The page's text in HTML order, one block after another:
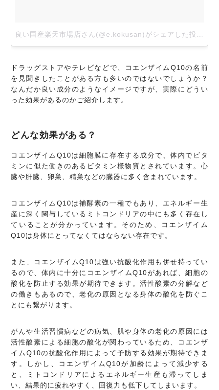
良い国産楽天市場店さん(@e.kokusan)がシェアした投稿
ドラッグストアやテレビなどで、コエンザイムQ10の名前
を見聞きしたことがある方も多いのではないでしょうか？
なんだか良い成分のようなイメージですが、実際にどうい
った効果があるのかご紹介します。
どんな効果がある？
コエンザイムQ10は細胞膜に存在する成分で、体内でビタ
ミンに似た働きのあるビタミン様物質とされています。心
臓や肝臓、卵巣、精巣などの臓器に多く含まれています。
コエンザイムQ10は補酵素の一種でもあり、エネルギー生
産に深く関与しているミトコンドリアの中にも多く存在し
ていることが分かっています。そのため、コエンザイム
Q10は身体にとってなくてはならない存在です。
また、コエンザイムQ10は強い抗酸化作用も併せ持ってい
るので、体内に十分にコエンザイムQ10があれば、細胞の
酸化を防止する効果が期待できます。活性酸素の分解など
の働きもあるので、老化の原因となる身体の酸化を防ぐこ
とにも繋がります。
がんや生活習慣病などの病気、肌や身体の老化の原因には
活性酸素による細胞の酸化が関わっているため、コエンザ
イムQ10の抗酸化作用によって予防する効果が期待できま
す。しかし、コエンザイムQ10が加齢によって減少する
と、ミトコンドリアによるエネルギー生産も滞ってしま
い、結果的に疲れやすく、回復力も低下してしまいます。